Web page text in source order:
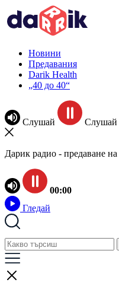
Новини
Предавания
Darik Health
„40 до 40“
Слушай Слушай
Дарик радио - предаване
00:00
Гледай